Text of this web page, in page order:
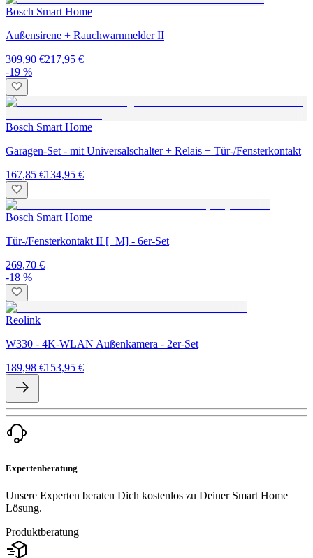
Bosch Smart Home
Außensirene + Rauchwarnmelder II
309,90 €217,95 €
-19 %
Bosch Smart Home
Garagen-Set - mit Universalschalter + Relais + Tür-/Fensterkontakt
167,85 €134,95 €
Bosch Smart Home
Tür-/Fensterkontakt II [+M] - 6er-Set
269,70 €
-18 %
Reolink
W330 - 4K-WLAN Außenkamera - 2er-Set
189,98 €153,95 €
Expertenberatung
Unsere Experten beraten Dich kostenlos zu Deiner Smart Home
Lösung.
Produktberatung